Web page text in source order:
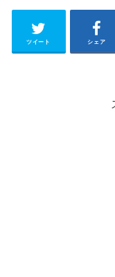
ツイート シェア